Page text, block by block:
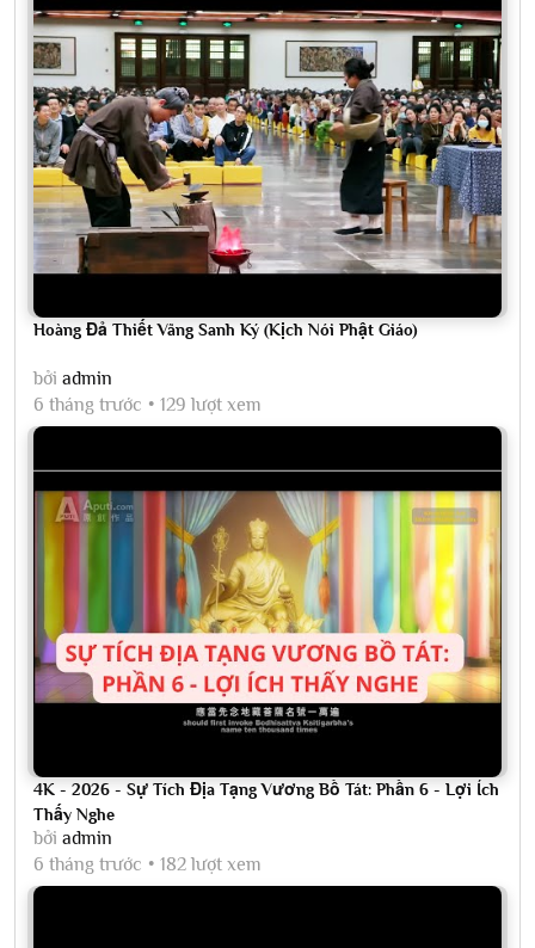
Hoàng Đả Thiết Vãng Sanh Ký (Kịch Nói Phật Giáo)
bởi admin
6 tháng trước
129 lượt xem
4K - 2026 - Sự Tích Địa Tạng Vương Bồ Tát: Phần 6 - Lợi Ích
Thấy Nghe
bởi admin
6 tháng trước
182 lượt xem